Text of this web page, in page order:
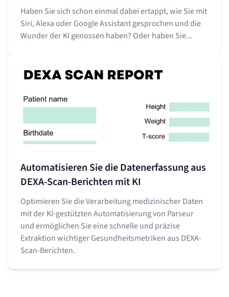
Haben Sie sich schon einmal dabei ertappt, wie Sie mit
Siri, Alexa oder Google Assistant gesprochen und die
Wunder der KI genossen haben? Oder haben Sie...
Automatisieren Sie die Datenerfassung aus
DEXA-Scan-Berichten mit KI
Optimieren Sie die Verarbeitung medizinischer Daten
mit der KI-gestützten Automatisierung von Parseur
und ermöglichen Sie eine schnelle und präzise
Extraktion wichtiger Gesundheitsmetriken aus DEXA-
Scan-Berichten.